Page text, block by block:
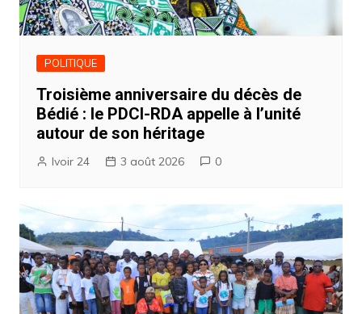
POLITIQUE
Troisième anniversaire du décès de
Bédié : le PDCI-RDA appelle à l’unité
autour de son héritage
Ivoir 24 3 août 2026 0